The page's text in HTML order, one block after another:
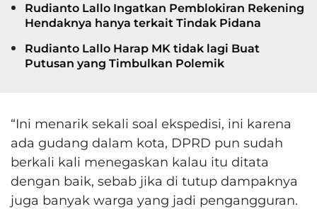
Rudianto Lallo Ingatkan Pemblokiran Rekening
Hendaknya hanya terkait Tindak Pidana
Rudianto Lallo Harap MK tidak lagi Buat
Putusan yang Timbulkan Polemik
“Ini menarik sekali soal ekspedisi, ini karena
ada gudang dalam kota, DPRD pun sudah
berkali kali menegaskan kalau itu ditata
dengan baik, sebab jika di tutup dampaknya
juga banyak warga yang jadi pengangguran.